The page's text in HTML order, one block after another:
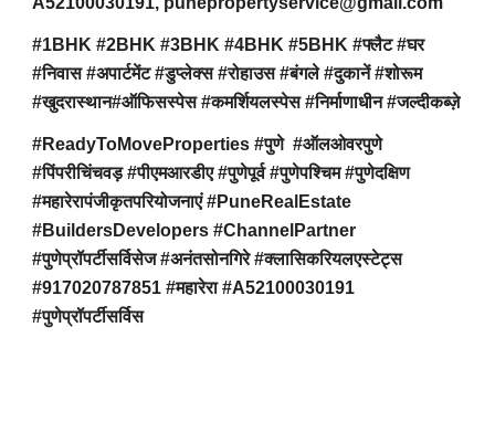
#1BHK #2BHK #3BHK #4BHK #5BHK #फ्लैट #घर
#निवास #अपार्टमेंट #डुप्लेक्स #रोहाउस #बंगले #दुकानें #शोरूम
#खुदरास्थान#ऑफिसस्पेस #कमर्शियलस्पेस #निर्माणाधीन #जल्दीकब्ज़े
#ReadyToMoveProperties #पुणे #ऑलओवरपुणे
#पिंपरीचिंचवड़ #पीएमआरडीए #पुणेपूर्व #पुणेपश्चिम #पुणेदक्षिण
#महारेरापंजीकृतपरियोजनाएं #PuneRealEstate
#BuildersDevelopers #ChannelPartner
#पुणेप्रॉपर्टीसर्विसेज #अनंतसोनगिरे #क्लासिकरियलएस्टेट्स
#917020787851 #महारेरा #A52100030191
#पुणेप्रॉपर्टीसर्विस